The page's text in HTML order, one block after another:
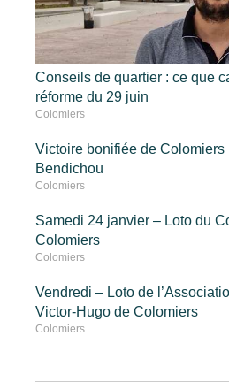
Conseils de quartier : ce que
réforme du 29 juin
Colomiers
Victoire bonifiée de Colomiers
Bendichou
Colomiers
Samedi 24 janvier – Loto du
Colomiers
Colomiers
Vendredi – Loto de
Victor-Hugo de Colomiers
Colomiers